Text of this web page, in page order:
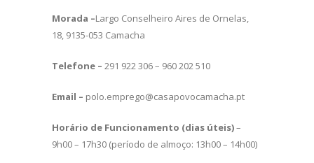
Morada –Largo Conselheiro Aires de Ornelas,
18, 9135-053 Camacha
Telefone – 291 922 306 – 960 202 510
Email – polo.emprego@casapovocamacha.pt
Horário de Funcionamento (dias úteis)–
9h00 – 17h30 (período de almoço: 13h00 – 14h00)